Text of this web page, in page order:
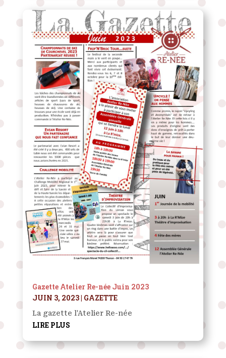
Gazette Atelier Re-née Juin 2023
JUIN 3, 2023| GAZETTE
La gazette l'Atelier Re-née
LIRE PLUS